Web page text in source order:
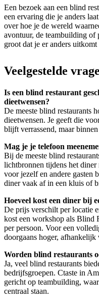
Een bezoek aan een blind
een ervaring die je anders
over hoe je de wereld
avontuur, de teambuilding of
groot dat je er anders
Veelgestelde
Is een blind restaurant
dieetwensen?
De meeste blind restaurants
dieetwensen. Je geeft die
blijft verrassend, maar
Mag je je telefoon
Bij de meeste blind
lichtbronnen tijdens het diner
voor jezelf en andere gasten
diner vaak af in een kluis of
Hoeveel kost een diner bij
De prijs verschilt per locatie
kost een workshop als Blind
per persoon. Voor een
doorgaans hoger, afhankelijk
Worden blind restaurants
Ja, veel blind restaurants
bedrijfsgroepen. Ctaste in
gericht op teambuilding,
centraal staan.